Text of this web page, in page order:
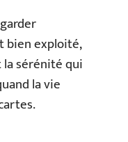
bien exploité,
la sérénité qui
la vie